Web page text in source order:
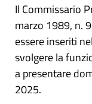
Il Commissario
marzo 1989, n.
essere inseriti
svolgere la
a presentare
2025.